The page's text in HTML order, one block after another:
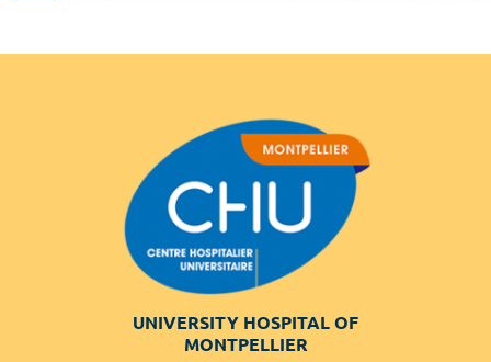
UNIVERSITY HOSPITAL OF
MONTPELLIER